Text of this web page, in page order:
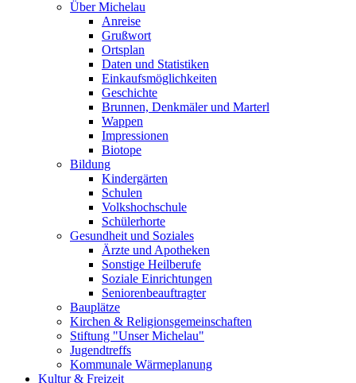
Über Michelau
Anreise
Grußwort
Ortsplan
Daten und Statistiken
Einkaufsmöglichkeiten
Geschichte
Brunnen, Denkmäler und Marterl
Wappen
Impressionen
Biotope
Bildung
Kindergärten
Schulen
Volkshochschule
Schülerhorte
Gesundheit und Soziales
Ärzte und Apotheken
Sonstige Heilberufe
Soziale Einrichtungen
Seniorenbeauftragter
Bauplätze
Kirchen & Religionsgemeinschaften
Stiftung "Unser Michelau"
Jugendtreffs
Kommunale Wärmeplanung
Kultur & Freizeit